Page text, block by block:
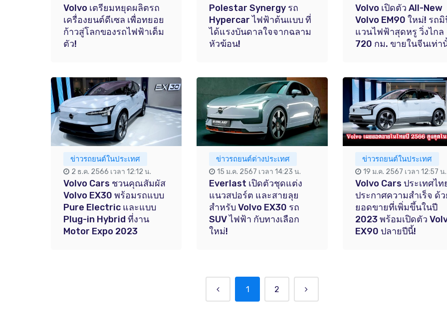
Volvo เตรียมหยุดผลิตรถ
เครื่องยนต์ดีเซล เพื่อทยอย
ก้าวสู่โลกของรถไฟฟ้าเต็ม
ตัว!
Polestar Synergy รถ
Hypercar ไฟฟ้าต้นแบบ ที่
ได้แรงบันดาลใจจากฉลาม
หัวฆ้อน!
Volvo เปิดตัว All-New
Volvo EM90 ใหม่! รถ
แวนไฟฟ้าสุดหรู วิ่งไกล
720 กม. ขายในจีนเท่า
ข่าวรถยนต์ในประเทศ
2 ธ.ค. 2566 เวลา 12:12 น.
Volvo Cars ชวนคุณสัมผัส
Volvo EX30 พร้อมรถแบบ
Pure Electric และแบบ
Plug-in Hybrid ที่งาน
Motor Expo 2023
ข่าวรถยนต์ต่างประเทศ
15 ม.ค. 2567 เวลา 14:23 น.
Everlast เปิดตัวชุดแต่ง
แนวสปอร์ต และสายลุย
สำหรับ Volvo EX30 รถ
SUV ไฟฟ้า กับทางเลือก
ใหม่!
ข่าวรถยนต์ในประเทศ
19 ม.ค. 2567 เวลา 12:57 น.
Volvo Cars ประเทศไท
ประกาศความสำเร็จ ด้
ยอดขายที่เพิ่มขึ้นในปี
2023 พร้อมเปิดตัว
EX90 ปลายปีนี้!
1 2